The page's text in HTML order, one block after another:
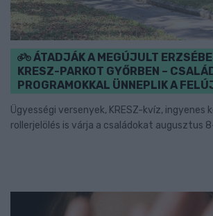
ÁTADJÁK A MEGÚJULT
KRESZ-PARKOT GYŐRBEN –
PROGRAMOKKAL ÜNNEPLIK A
Ügyességi versenyek, KRESZ-kvíz, ingyenes
rollerjelölés is várja a családokat augusztus